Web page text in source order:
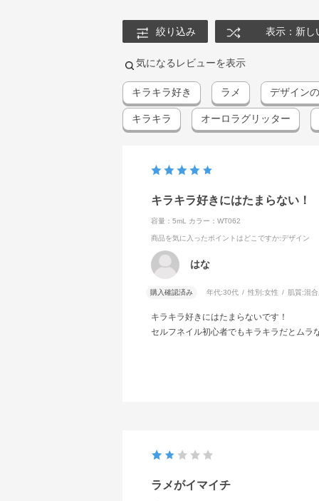
絞り込み 表示：新し
気になるレビューを表示
キラキラ好き ラメ デザイン
キラキラ オーロラグリッター
キラキラ好きにはたまらない！
容量：5mL カラー：WT062
商品を気に入ったポイントはどこですか:デザイン
はな
購入確認済み 年代:30代 性別:女性 肌質:混
キラキラ好きにはたまらないです！
セルフネイル初心者でもキラキラだとム
ラメがイマイチ